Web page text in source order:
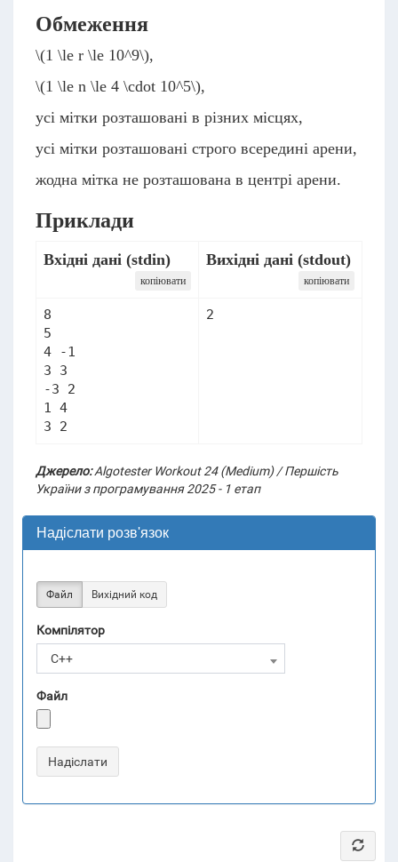
Обмеження
\(1 \le r \le 10^9\),
\(1 \le n \le 4 \cdot 10^5\),
усі мітки розташовані в різних місцях,
усі мітки розташовані строго всередині арени,
жодна мітка не розташована в центрі арени.
Приклади
Вхідні дані (stdin)
копіювати
Вихідні дані (stdout)
копіювати
8
5
4 -1
3 3
-3 2
1 4
3 2
2
Джерело:Algotester Workout 24 (Medium) / Першість
України з програмування 2025 - 1 етап
Надіслати розв'язок
Файл Вихідний код
Компілятор
C++
Файл